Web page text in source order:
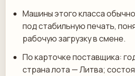
Машины этого класса
под стабильную печать,
рабочую загрузку в смене.
По карточке поставщика:
страна лота — Литва;